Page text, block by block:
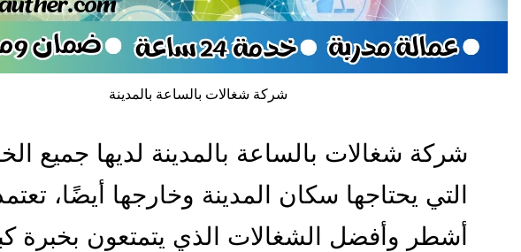
شركة شغالات بالساعة بالمدينة
شركة شغالات بالساعة بالمدينة لديها جميع
التي يحتاجها سكان المدينة وخارجها أيضًا،
أشطر وأفضل الشغالات الذي يتمتعون بخبرة